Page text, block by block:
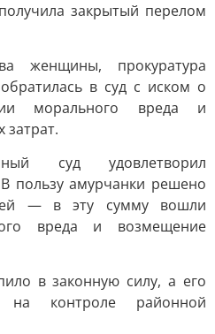
закрытый перелом
женщины, прокуратура
в суд с иском о
морального вреда и
суд удовлетворил
пользу амурчанки решено
— в эту сумму вошли
вреда и возмещение
в законную силу, а его
на контроле районной